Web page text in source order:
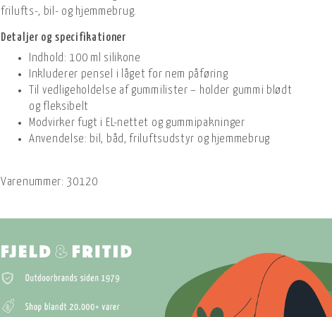
frilufts-, bil- og hjemmebrug.
Detaljer og specifikationer
Indhold: 100 ml silikone
Inkluderer pensel i låget for nem påføring
Til vedligeholdelse af gummilister – holder gummi blødt
og fleksibelt
Modvirker fugt i EL-nettet og gummipakninger
Anvendelse: bil, båd, friluftsudstyr og hjemmebrug
Varenummer: 30120